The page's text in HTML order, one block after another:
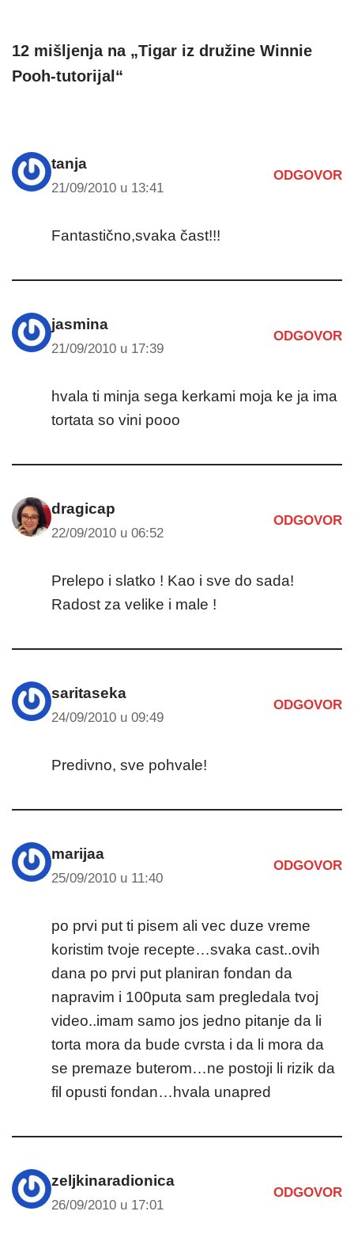
12 mišljenja na „Tigar iz družine Winnie
Pooh-tutorijal“
tanja
21/09/2010 u 13:41
ODGOVOR
Fantastično,svaka čast!!!
jasmina
21/09/2010 u 17:39
ODGOVOR
hvala ti minja sega kerkami moja ke ja ima
tortata so vini pooo
dragicap
22/09/2010 u 06:52
ODGOVOR
Prelepo i slatko ! Kao i sve do sada!
Radost za velike i male !
saritaseka
24/09/2010 u 09:49
ODGOVOR
Predivno, sve pohvale!
marijaa
25/09/2010 u 11:40
ODGOVOR
po prvi put ti pisem ali vec duze vreme
koristim tvoje recepte…svaka cast..ovih
dana po prvi put planiran fondan da
napravim i 100puta sam pregledala tvoj
video..imam samo jos jedno pitanje da li
torta mora da bude cvrsta i da li mora da
se premaze buterom…ne postoji li rizik da
fil opusti fondan…hvala unapred
zeljkinaradionica
26/09/2010 u 17:01
ODGOVOR